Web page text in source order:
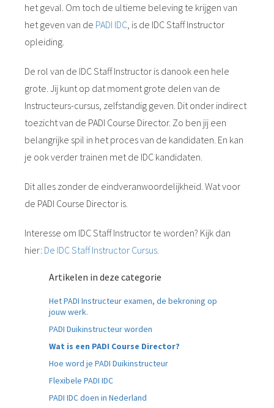
het geval. Om toch de ultieme beleving te krijgen van
het geven van de PADI IDC , is de IDC Staff Instructor
opleiding.
De rol van de IDC Staff Instructor is danook een hele
grote. Jij kunt op dat moment grote delen van de
Instructeurs-cursus, zelfstandig geven. Dit onder indirect
toezicht van de PADI Course Director. Zo ben jij een
belangrijke spil in het proces van de kandidaten. En kan
je ook verder trainen met de IDC kandidaten.
Dit alles zonder de eindveranwoordelijkheid. Wat voor
de PADI Course Director is.
Interesse om IDC Staff Instructor te worden? Kijk dan
hier: De IDC Staff Instructor Cursus.
Artikelen in deze categorie
Het PADI Instructeur examen, de bekroning op
jouw werk.
PADI Duikinstructeur worden
Wat is een PADI Course Director?
Hoe word je PADI Duikinstructeur
Flexibele PADI IDC
PADI IDC doen in Nederland